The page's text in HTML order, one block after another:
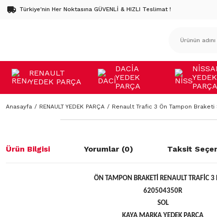
Türkiye'nin Her Noktasına GÜVENLİ & HIZLI Teslimat !
RENAULT
YEDEK PARÇA
DACİA
YEDEK
PARÇA
YEDEK
PARÇA
Anasayfa RENAULT YEDEK PARÇA Renault Trafic 3 Ön Tampon Braketi
Ürün Bilgisi Yorumlar (0) Taksit
ÖN TAMPON BRAKETİ RENAULT TRAFİC 3
620504350R
SOL